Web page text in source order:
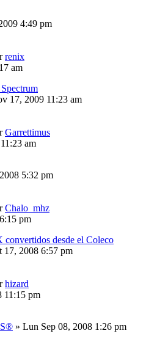
4:49 pm
renix
am
17, 2009 11:23 am
Garrettimus
am
5:32 pm
Chalo_mhz
pm
desde el Coleco
17, 2008 6:57 pm
hizard
11:15 pm
» Lun Sep 08, 2008 1:26 pm